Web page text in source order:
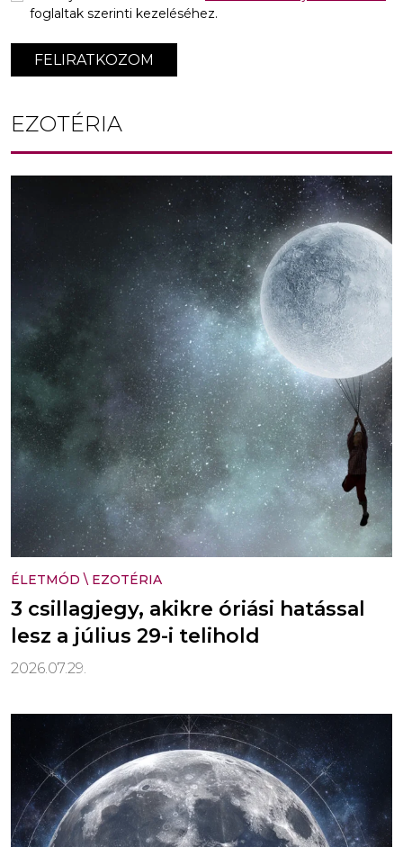
FELIRATKOZOM
foglaltak szerinti kezeléséhez.
EZOTÉRIA
ÉLETMÓD \ EZOTÉRIA
3 csillagjegy, akikre óriási hatással
lesz a július 29-i telihold
2026.07.29.